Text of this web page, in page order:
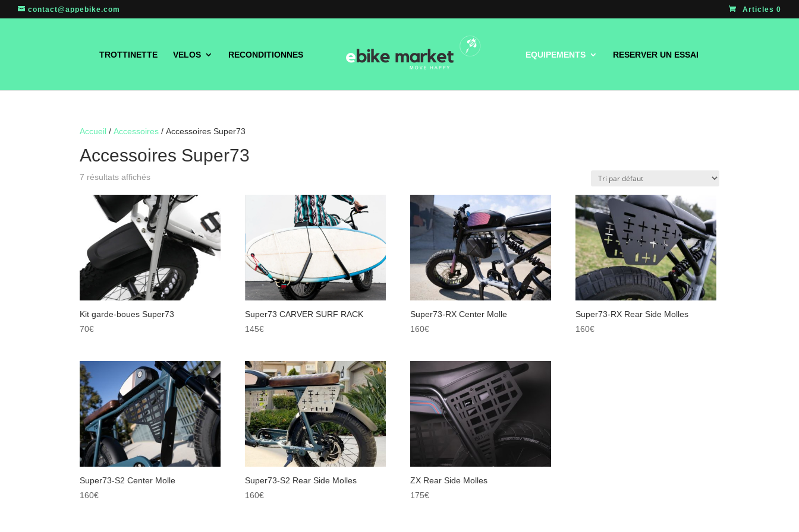
contact@appebike.com Articles 0
TROTTINETTE VELOS RECONDITIONNES EQUIPEMENTS RESERVER UN ESSAI
Accueil /Accessoires / Accessoires Super73
Accessoires Super73
7 résultats affichés
Kit garde-boues Super73
70€
Super73 CARVER SURF RACK
145€
Super73-RX Center Molle
160€
Super73-RX Rear Side Molles
160€
Super73-S2 Center Molle
160€
Super73-S2 Rear Side Molles
160€
ZX Rear Side Molles
175€